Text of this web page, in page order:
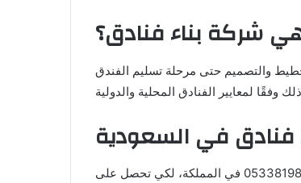
شركة بناء فنادق؟
والتصميم حتى مرحلة تسليم الفندق
إليك باقة الخدمات التي تحصل عليها بمجرد التواصل مع شركة بناء فنادق 0533819888 في المملكة، لكي تحصل على